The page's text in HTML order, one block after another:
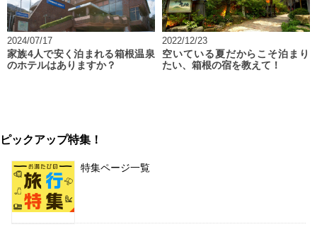
2024/07/17
家族4人で安く泊まれる箱根温泉
のホテルはありますか？
2022/12/23
空いている夏だからこそ泊まり
たい、箱根の宿を教えて！
ピックアップ特集！
特集ページ一覧